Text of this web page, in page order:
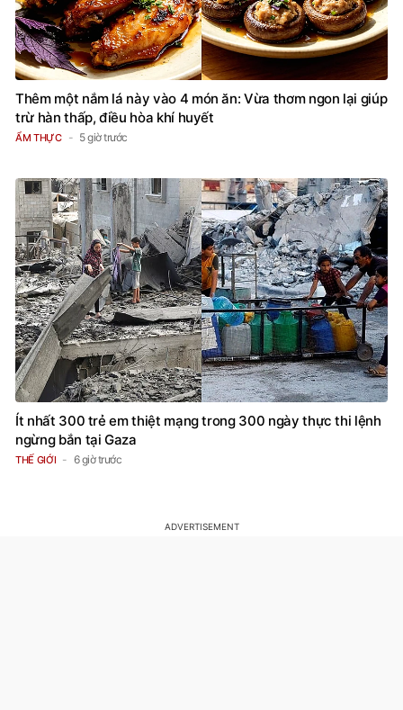
Thêm một nắm lá này vào 4 món ăn: Vừa thơm ngon lại giúp
trừ hàn thấp, điều hòa khí huyết
ẨM THỰC 5 giờ trước
Ít nhất 300 trẻ em thiệt mạng trong 300 ngày thực thi lệnh
ngừng bắn tại Gaza
THẾ GIỚI 6 giờ trước